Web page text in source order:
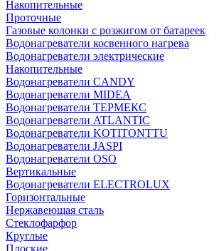
Накопительные
Проточные
Газовые колонки с розжигом от батареек
Водонагреватели косвенного нагрева
Водонагреватели электрические
Накопительные
Водонагреватели CANDY
Водонагреватели MIDEA
Водонагреватели ТЕРМЕКС
Водонагреватели ATLANTIC
Водонагреватели KOTITONTTU
Водонагреватели JASPI
Водонагреватели OSO
Вертикальные
Водонагреватели ELECTROLUX
Горизонтальные
Нержавеющая сталь
Стеклофарфор
Круглые
Плоские